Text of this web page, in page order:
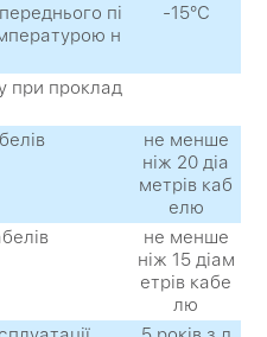
пі
н
-15°С
при проклад
не менше
ніж 20 діа
метрів каб
елю
не менше
ніж 15 діам
етрів кабе
лю